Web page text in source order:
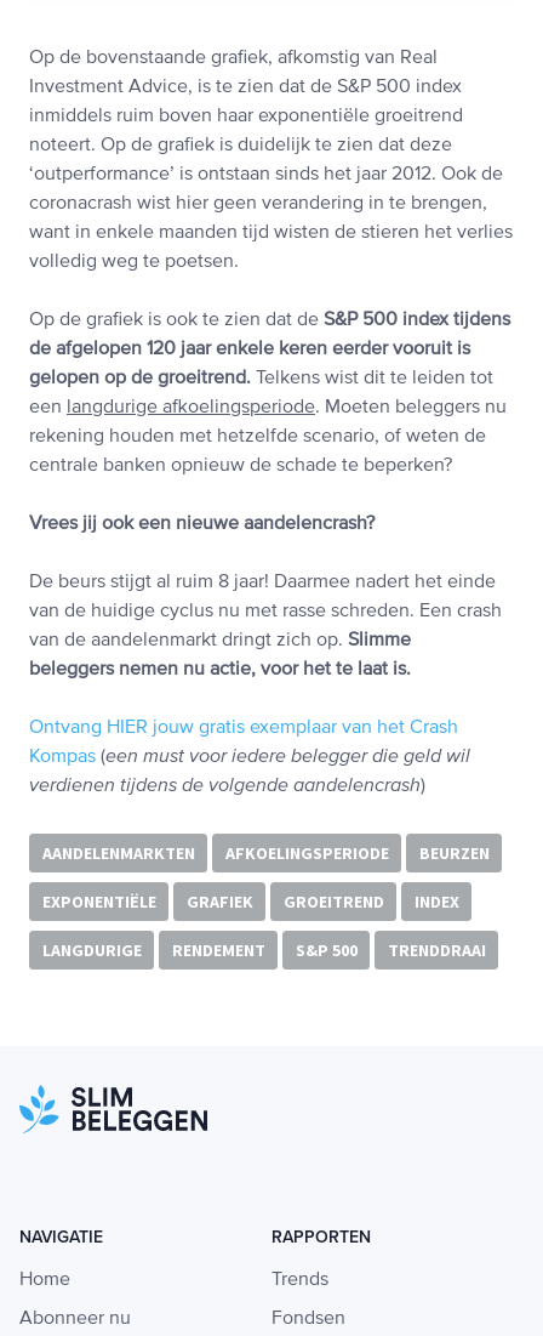
Op de bovenstaande grafiek, afkomstig van Real
Investment Advice, is te zien dat de S&P 500 index
inmiddels ruim boven haar exponentiële groeitrend
noteert. Op de grafiek is duidelijk te zien dat deze
‘outperformance’ is ontstaan sinds het jaar 2012. Ook de
coronacrash wist hier geen verandering in te brengen,
want in enkele maanden tijd wisten de stieren het verlies
volledig weg te poetsen.
Op de grafiek is ook te zien dat de S&P 500 index tijdens
de afgelopen 120 jaar enkele keren eerder vooruit is
gelopen op de groeitrend. Telkens wist dit te leiden tot
een langdurige afkoelingsperiode. Moeten beleggers nu
rekening houden met hetzelfde scenario, of weten de
centrale banken opnieuw de schade te beperken?
Vrees jij ook een nieuwe aandelencrash?
De beurs stijgt al ruim 8 jaar! Daarmee nadert het einde
van de huidige cyclus nu met rasse schreden. Een crash
van de aandelenmarkt dringt zich op. Slimme
beleggers nemen nu actie, voor het te laat is.
Ontvang HIER jouw gratis exemplaar van het Crash
Kompas (een must voor iedere belegger die geld wil
verdienen tijdens de volgende aandelencrash)
AANDELENMARKTEN AFKOELINGSPERIODE BEURZEN
EXPONENTIËLE GRAFIEK GROEITREND INDEX
LANGDURIGE RENDEMENT S&P 500 TRENDDRAAI
NAVIGATIE
Home
Abonneer nu
RAPPORTEN
Trends
Fondsen